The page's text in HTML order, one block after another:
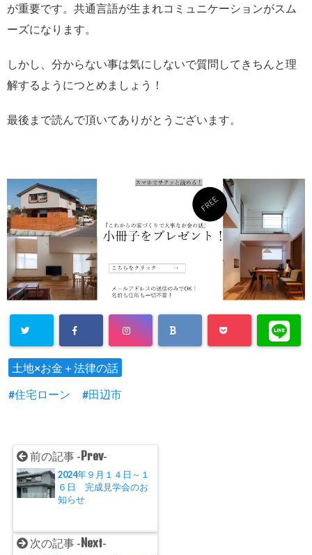
が重要です。共通言語が生まれコミュニケーションがスム
ーズになります。
しかし、分からない事は気にしないで質問してきちんと理
解するようにつとめましょう！
最後まで読んで頂いてありがとうございます。
土地×お金＋法律の話
住宅ローン
田辺市
前の記事 - Prev-
2024年９月１４日～１
６日 完成見学会のお
知らせ
次の記事 - Next-